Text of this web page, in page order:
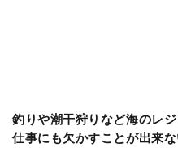
釣りや潮干狩りなど海のレ
仕事にも欠かすことが出来